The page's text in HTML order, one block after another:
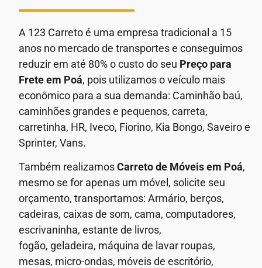
A 123 Carreto é uma empresa tradicional a 15
anos no mercado de transportes e conseguimos
reduzir em até 80% o custo do seu Preço para
Frete em Poá, pois utilizamos o veículo mais
econômico para a sua demanda: Caminhão baú,
caminhões grandes e pequenos, carreta,
carretinha, HR, Iveco, Fiorino, Kia Bongo, Saveiro e
Sprinter, Vans.
Também realizamosCarreto de Móveis em Poá,
mesmo se for apenas um móvel, solicite seu
orçamento, transportamos: Armário, berços,
cadeiras, caixas de som, cama, computadores,
escrivaninha, estante de livros,
fogão, geladeira, máquina de lavar roupas,
mesas, micro-ondas, móveis de escritório,